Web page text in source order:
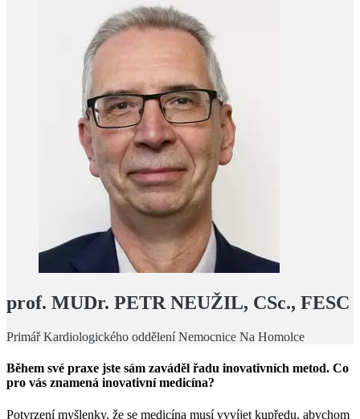
prof. MUDr. PETR NEUŽIL, CSc., FESC
Primář Kardiologického oddělení Nemocnice Na Homolce
Během své praxe jste sám zaváděl řadu inovativních metod. Co
pro vás znamená inovativní medicína?
Potvrzení myšlenky, že se medicína musí vyvíjet kupředu, abychom